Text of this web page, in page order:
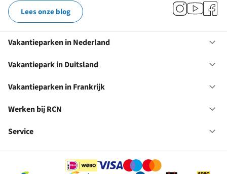
Lees onze blog
Vakantieparken in Nederland
Vakantiepark in Duitsland
Vakantieparken in Frankrijk
Werken bij RCN
Service